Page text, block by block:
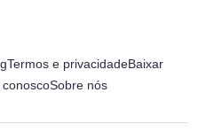
Termos e privacidadeBaixar
Sobre nós